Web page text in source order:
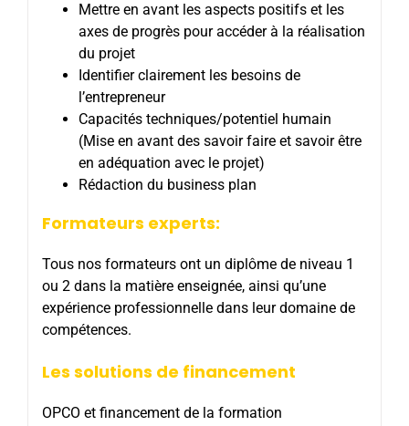
Mettre en avant les aspects positifs et les
axes de progrès pour accéder à la réalisation
du projet
Identifier clairement les besoins de
l’entrepreneur
Capacités techniques/potentiel humain
(Mise en avant des savoir faire et savoir être
en adéquation avec le projet)
Rédaction du business plan
Formateurs experts:
Tous nos formateurs ont un diplôme de niveau 1
ou 2 dans la matière enseignée, ainsi qu’une
expérience professionnelle dans leur domaine de
compétences.
Les solutions de financement
OPCO et financement de la formation